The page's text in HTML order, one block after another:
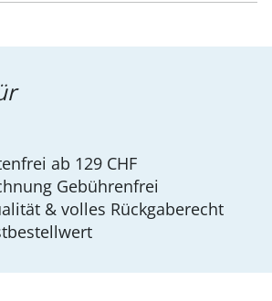
ab 129 CHF
Gebührenfrei
& volles Rückgaberecht